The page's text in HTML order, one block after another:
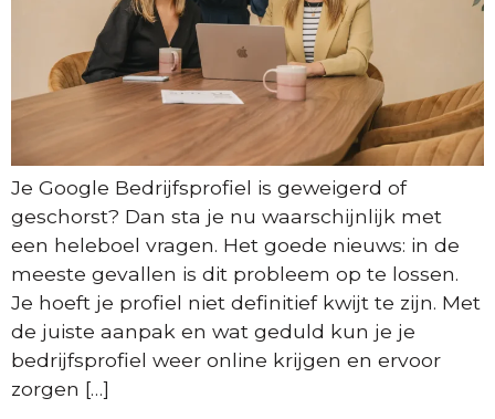
Je Google Bedrijfsprofiel is geweigerd of
geschorst? Dan sta je nu waarschijnlijk met
een heleboel vragen. Het goede nieuws: in de
meeste gevallen is dit probleem op te lossen.
Je hoeft je profiel niet definitief kwijt te zijn. Met
de juiste aanpak en wat geduld kun je je
bedrijfsprofiel weer online krijgen en ervoor
zorgen […]